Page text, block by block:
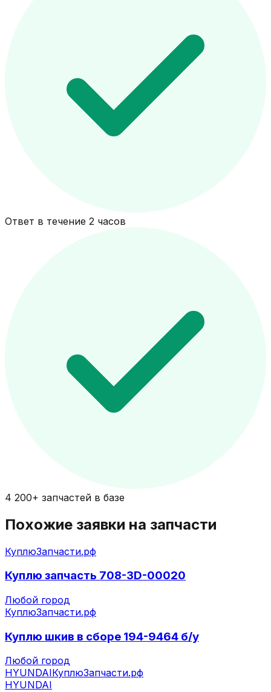
Ответ в течение 2 часов
4 200+ запчастей в базе
Похожие заявки на запчасти
КуплюЗапчасти.рф
Куплю запчасть 708-3D-00020
Любой город
КуплюЗапчасти.рф
Куплю шкив в сборе 194-9464 б/у
Любой город
HYUNDAIКуплюЗапчасти.рф
HYUNDAI